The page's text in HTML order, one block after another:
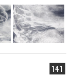
141